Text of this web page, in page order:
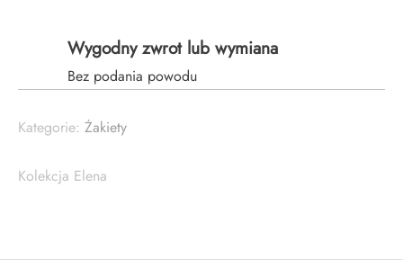
Wygodny zwrot lub wymiana
Bez podania powodu
Kategorie: Żakiety
Kolekcja Elena